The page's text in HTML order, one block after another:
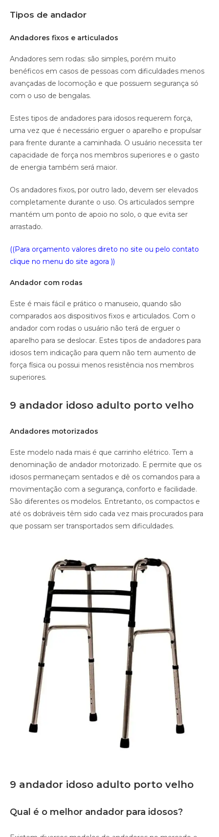
Tipos de andador
Andadores fixos e articulados
Andadores sem rodas: são simples, porém muito
benéficos em casos de pessoas com dificuldades menos
avançadas de locomoção e que possuem segurança só
com o uso de bengalas.
Estes tipos de andadores para idosos requerem força,
uma vez que é necessário erguer o aparelho e propulsar
para frente durante a caminhada. O usuário necessita ter
capacidade de força nos membros superiores e o gasto
de energia também será maior.
Os andadores fixos, por outro lado, devem ser elevados
completamente durante o uso. Os articulados sempre
mantém um ponto de apoio no solo, o que evita ser
arrastado.
((Para orçamento valores direto no site ou pelo contato
clique no menu do site agora ))
Andador com rodas
Este é mais fácil e prático o manuseio, quando são
comparados aos dispositivos fixos e articulados. Com o
andador com rodas o usuário não terá de erguer o
aparelho para se deslocar. Estes tipos de andadores para
idosos tem indicação para quem não tem aumento de
força física ou possui menos resistência nos membros
superiores.
9 andador idoso adulto porto velho
Andadores motorizados
Este modelo nada mais é que carrinho elétrico. Tem a
denominação de andador motorizado. E permite que os
idosos permaneçam sentados e dê os comandos para a
movimentação com a segurança, conforto e facilidade.
São diferentes os modelos. Entretanto, os compactos e
até os dobráveis têm sido cada vez mais procurados para
que possam ser transportados sem dificuldades.
9 andador idoso adulto porto velho
Qual é o melhor andador para idosos?